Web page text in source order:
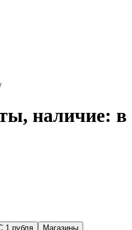
наличие: в
1 рубля Магазины